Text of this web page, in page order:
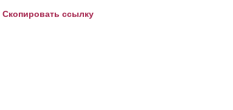
Скопировать ссылку